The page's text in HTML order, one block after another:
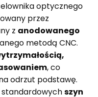
optycznego
przez
z anodowanego
metodą CNC.
, co
odrzut podstawę.
standardowychszyn